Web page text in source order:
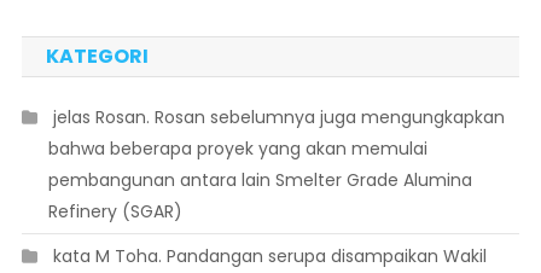
KATEGORI
 jelas Rosan. Rosan sebelumnya juga mengungkapkan
bahwa beberapa proyek yang akan memulai
pembangunan antara lain Smelter Grade Alumina
Refinery (SGAR)
 kata M Toha. Pandangan serupa disampaikan Wakil